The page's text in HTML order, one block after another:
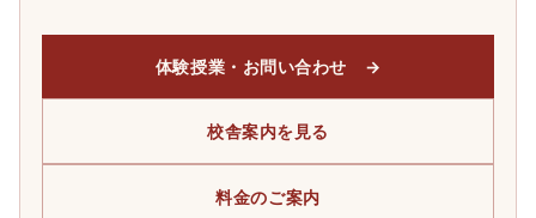
体験授業・お問い合わせ →
校舎案内を見る
料金のご案内